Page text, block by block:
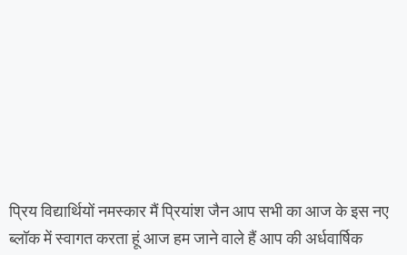
प्रिय विद्यार्थियों नमस्कार मैं प्रियांश जैन आप सभी का आज के इस नए
ब्लॉक में स्वागत करता हूं आज हम जाने वाले हैं आप की अर्धवार्षिक